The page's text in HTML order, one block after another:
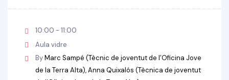
10:00 - 11:00
Aula vidre
ByMarc Sampé (Tècnic de joventut de l’Oficina Jove
de la Terra Alta) Anna Quixalós (Tècnica de joventut